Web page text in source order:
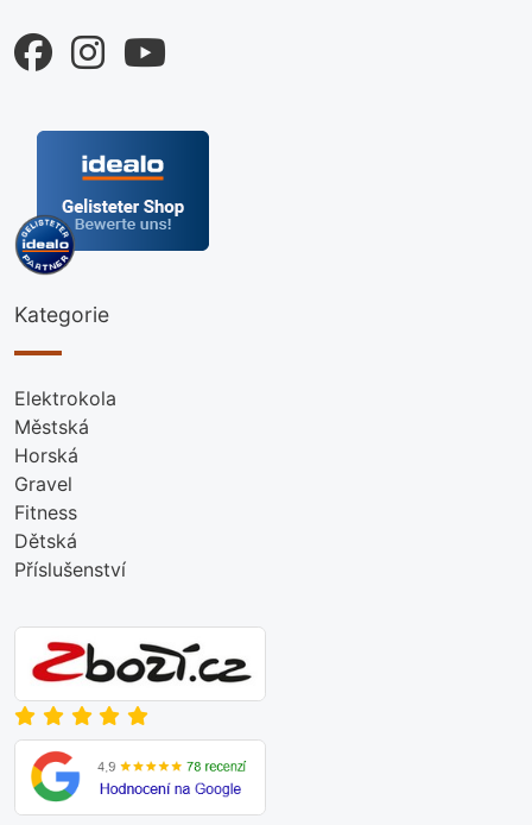
Kategorie
Elektrokola
Městská
Horská
Gravel
Fitness
Dětská
Příslušenství